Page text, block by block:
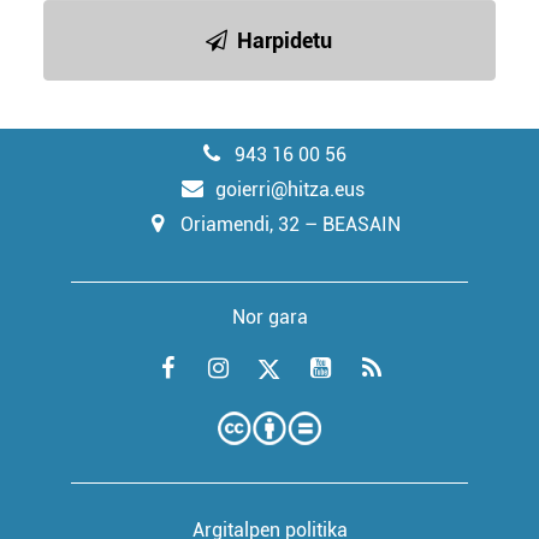
Harpidetu
943 16 00 56
goierri@hitza.eus
Oriamendi, 32 – BEASAIN
Nor gara
Argitalpen politika